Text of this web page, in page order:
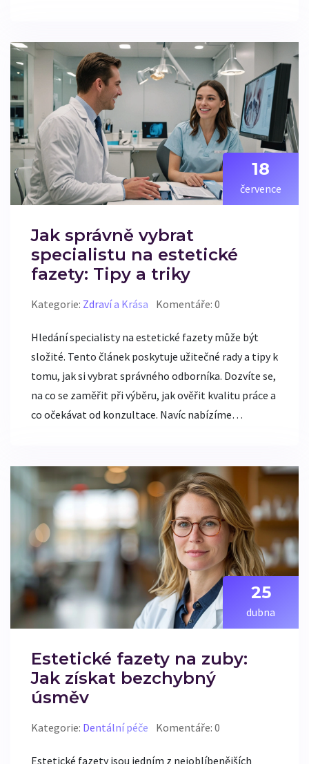
18
července
Jak správně vybrat
specialistu na estetické
fazety: Tipy a triky
Kategorie: Zdraví a Krása Komentáře: 0
Hledání specialisty na estetické fazety může být
složité. Tento článek poskytuje užitečné rady a tipy k
tomu, jak si vybrat správného odborníka. Dozvíte se,
na co se zaměřit při výběru, jak ověřit kvalitu práce a
co očekávat od konzultace. Navíc nabízíme
25
dubna
Estetické fazety na zuby:
Jak získat bezchybný
úsměv
Kategorie: Dentální péče Komentáře: 0
Estetické fazety jsou jedním z nejoblíbenějších